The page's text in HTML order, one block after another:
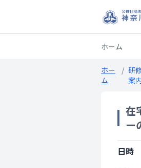
ホーム
ホー
ム
/ 研
案
在
ー
日時